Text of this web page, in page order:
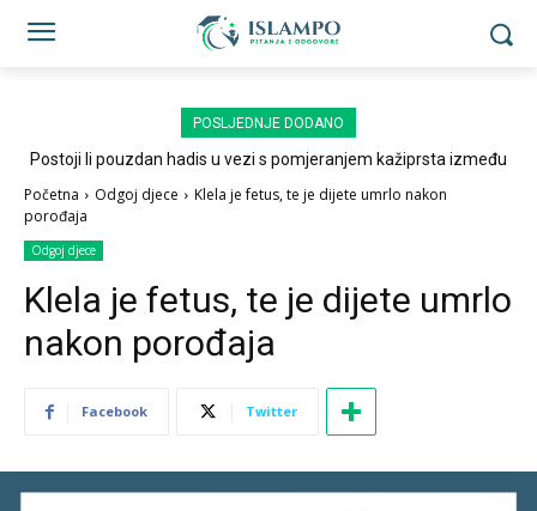
POSLJEDNJE DODANO
Postoji li pouzdan hadis u vezi s pomjeranjem kažiprsta između
Početna Odgoj djece
Klela je fetus, te je dijete umrlo nakon
porođaja
Odgoj djece
Klela je fetus, te je dijete umrlo
nakon porođaja
Facebook Twitter